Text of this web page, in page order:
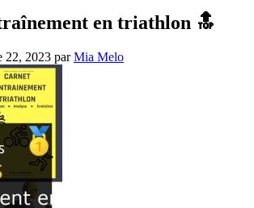
en triathlon 🔝
22, 2023 parMia Melo